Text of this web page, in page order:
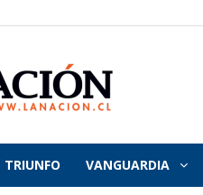
La
TRIUNFO VANGUARDIA